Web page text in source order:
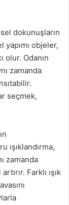
dokunuşların
objeler,
olur. Odanın
zamanda
seçmek,
ışıklandırma,
zamanda
Farklı ışık